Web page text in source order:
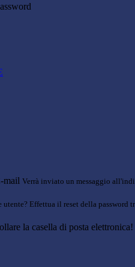
mail Verrà inviato un messaggio
utente? Effettua il reset della password
la casella di posta elettronica!